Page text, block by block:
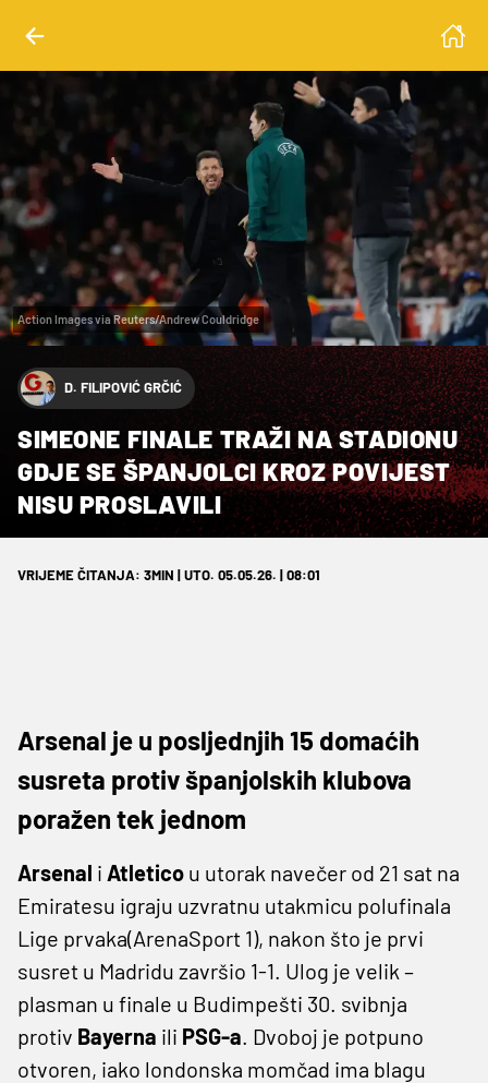
Action Images via Reuters/Andrew Couldridge
D. FILIPOVIĆ GRČIĆ
SIMEONE FINALE TRAŽI NA STADIONU
GDJE SE ŠPANJOLCI KROZ POVIJEST
NISU PROSLAVILI
VRIJEME ČITANJA: 3MIN | UTO. 05.05.26. | 08:01
Arsenal je u posljednjih 15 domaćih
susreta protiv španjolskih klubova
poražen tek jednom
Arsenal i Atletico u utorak navečer od 21 sat na
Emiratesu igraju uzvratnu utakmicu polufinala
Lige prvaka(ArenaSport 1), nakon što je prvi
susret u Madridu završio 1-1. Ulog je velik –
plasman u finale u Budimpešti 30. svibnja
protiv Bayerna ili PSG-a. Dvoboj je potpuno
otvoren, iako londonska momčad ima blagu